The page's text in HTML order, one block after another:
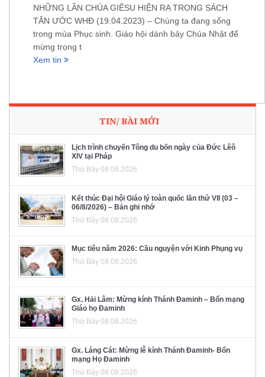
NHỮNG LẦN CHÚA GIÊSU HIỆN RA TRONG SÁCH
TÂN ƯỚC WHĐ (19.04.2023) – Chúng ta đang sống
trong mùa Phục sinh. Giáo hội dành bảy Chúa Nhật để
mừng trọng t
Xem tin
TIN/ BÀI MỚI
Lịch trình chuyến Tông du bốn ngày của Đức Lêô
XIV tại Pháp
Thứ Bảy 08.08.2026
Kết thúc Đại hội Giáo lý toàn quốc lần thứ VII (03 –
06/8/2026) – Bản ghi nhớ
Thứ Bảy 08.08.2026
Mục tiêu năm 2026: Cầu nguyện với Kinh Phụng vụ
Thứ Bảy 08.08.2026
Gx. Hải Lâm: Mừng kính Thánh Đaminh – Bổn mạng
Giáo họ Đaminh
Thứ Bảy 08.08.2026
Gx. Láng Cát: Mừng lễ kính Thánh Đaminh- Bổn
mạng Họ Đaminh
Thứ Bảy 08.08.2026